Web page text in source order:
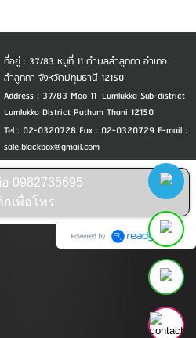
ที่อยู่ : 37/83 หมู่ที่ 11 ตำบลลำลูกกา อำเภอ
ลำลูกกา จังหวัดปทุมธานี 12150
Address : 37/83 Moo 11 Lumlukka Sub-district
Lumlukka District Pathum Thani 12150
Tel : 02-0320728 Fax : 02-0320729 E-mail :
sale.blackbox@gmail.com
0982735695
กเพื่อโทร